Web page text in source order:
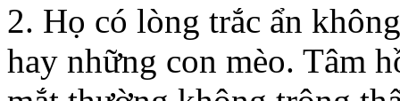
2. Họ có lòng trắc ẩn
hay những con mèo. Tâm